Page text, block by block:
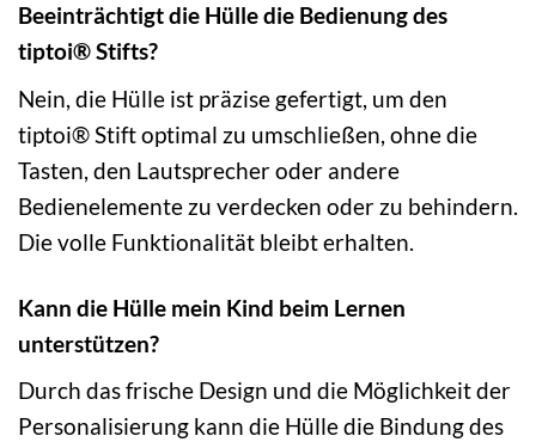
Beeinträchtigt die Hülle die Bedienung des
tiptoi® Stifts?
Nein, die Hülle ist präzise gefertigt, um den
tiptoi® Stift optimal zu umschließen, ohne die
Tasten, den Lautsprecher oder andere
Bedienelemente zu verdecken oder zu behindern.
Die volle Funktionalität bleibt erhalten.
Kann die Hülle mein Kind beim Lernen
unterstützen?
Durch das frische Design und die Möglichkeit der
Personalisierung kann die Hülle die Bindung des